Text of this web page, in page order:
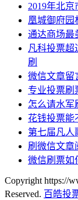
2019年北
凰城御府园
通达商场最
凡科投票超
刷
微信文章留
专业投票刷
怎么请水军
花钱投票能
第七届凡人
刷微信文章
微信刷票如
Copyright https://
Reserved. 百皓投